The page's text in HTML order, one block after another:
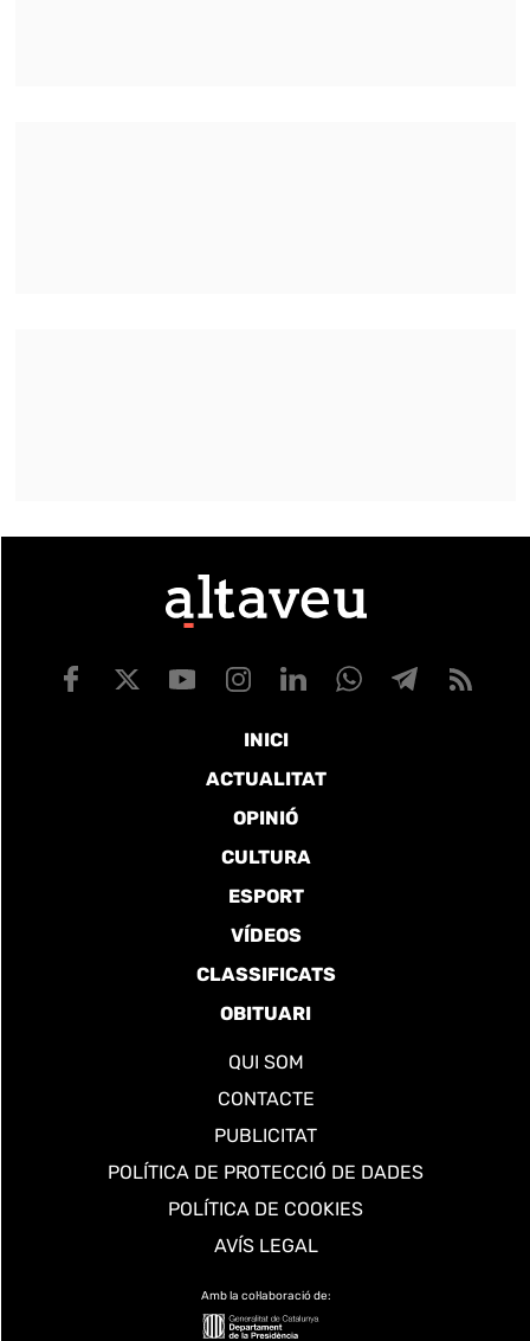
INICI
ACTUALITAT
OPINIÓ
CULTURA
ESPORT
VÍDEOS
CLASSIFICATS
OBITUARI
QUI SOM
CONTACTE
PUBLICITAT
POLÍTICA DE PROTECCIÓ DE DADES
POLÍTICA DE COOKIES
AVÍS LEGAL
Amb la col·laboració de: